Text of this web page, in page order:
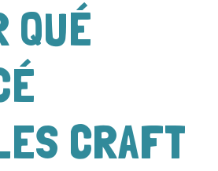
QUÉ
CRAFT